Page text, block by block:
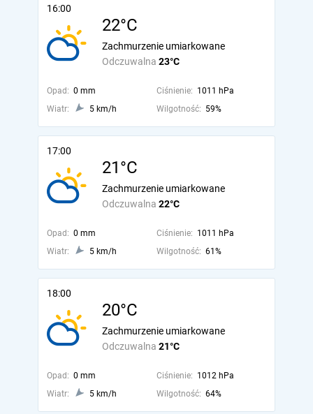
16:00
22°C
Odczuwalna 23°C
Zachmurzenie umiarkowane
Opad: 0 mm Ciśnienie: 1011 hPa
Wiatr:
5 km/h Wilgotność: 59%
17:00
21°C
Odczuwalna 22°C
Zachmurzenie umiarkowane
Opad: 0 mm Ciśnienie: 1011 hPa
Wiatr:
5 km/h Wilgotność: 61%
18:00
20°C
Odczuwalna 21°C
Zachmurzenie umiarkowane
Opad: 0 mm Ciśnienie: 1012 hPa
Wiatr:
5 km/h Wilgotność: 64%